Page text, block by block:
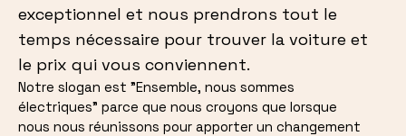
exceptionnel et nous prendrons tout le
temps nécessaire pour trouver la voiture et
le prix qui vous conviennent.
Notre slogan est "Ensemble, nous sommes
électriques" parce que nous croyons que lorsque
nous nous réunissons pour apporter un changement